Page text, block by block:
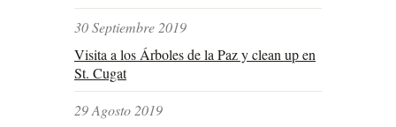
30 Septiembre 2019
Visita a los Árboles de la Paz y clean up en
St. Cugat
29 Agosto 2019